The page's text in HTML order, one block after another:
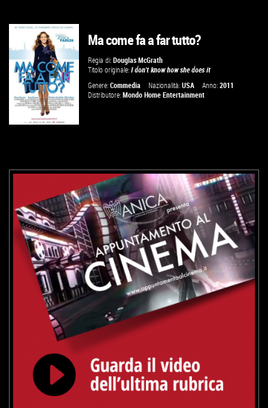
VAI ALLA SCHEDA
Ma come fa a far tutto?
Regia di:Douglas McGrath
Titolo originale:I don't know how she does it
Genere:Commedia Nazionalità:USA Anno:2011
Distributore:Mondo Home Entertainment